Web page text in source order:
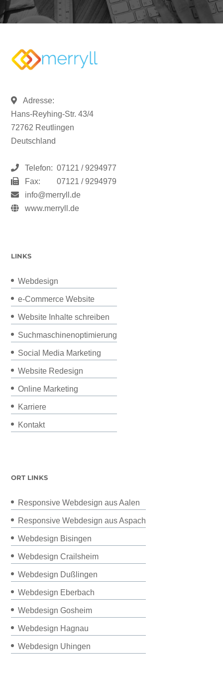
Adresse:
Hans-Reyhing-Str. 43/4
72762 Reutlingen
Deutschland
Telefon: 07121 / 9294977
Fax:
07121 / 9294979
info@merryll.de
www.merryll.de
LINKS
Webdesign
e-Commerce Website
Website Inhalte schreiben
Suchmaschinenoptimierung
Social Media Marketing
Website Redesign
Online Marketing
Karriere
Kontakt
ORT LINKS
Responsive Webdesign aus Aalen
Responsive Webdesign aus Aspach
Webdesign Bisingen
Webdesign Crailsheim
Webdesign Dußlingen
Webdesign Eberbach
Webdesign Gosheim
Webdesign Hagnau
Webdesign Uhingen